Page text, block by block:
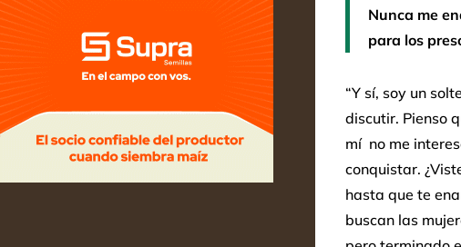
Nunca me
para los
“Y sí, soy un
discutir. Pienso
mí no me
conquistar.
hasta que te
buscan las